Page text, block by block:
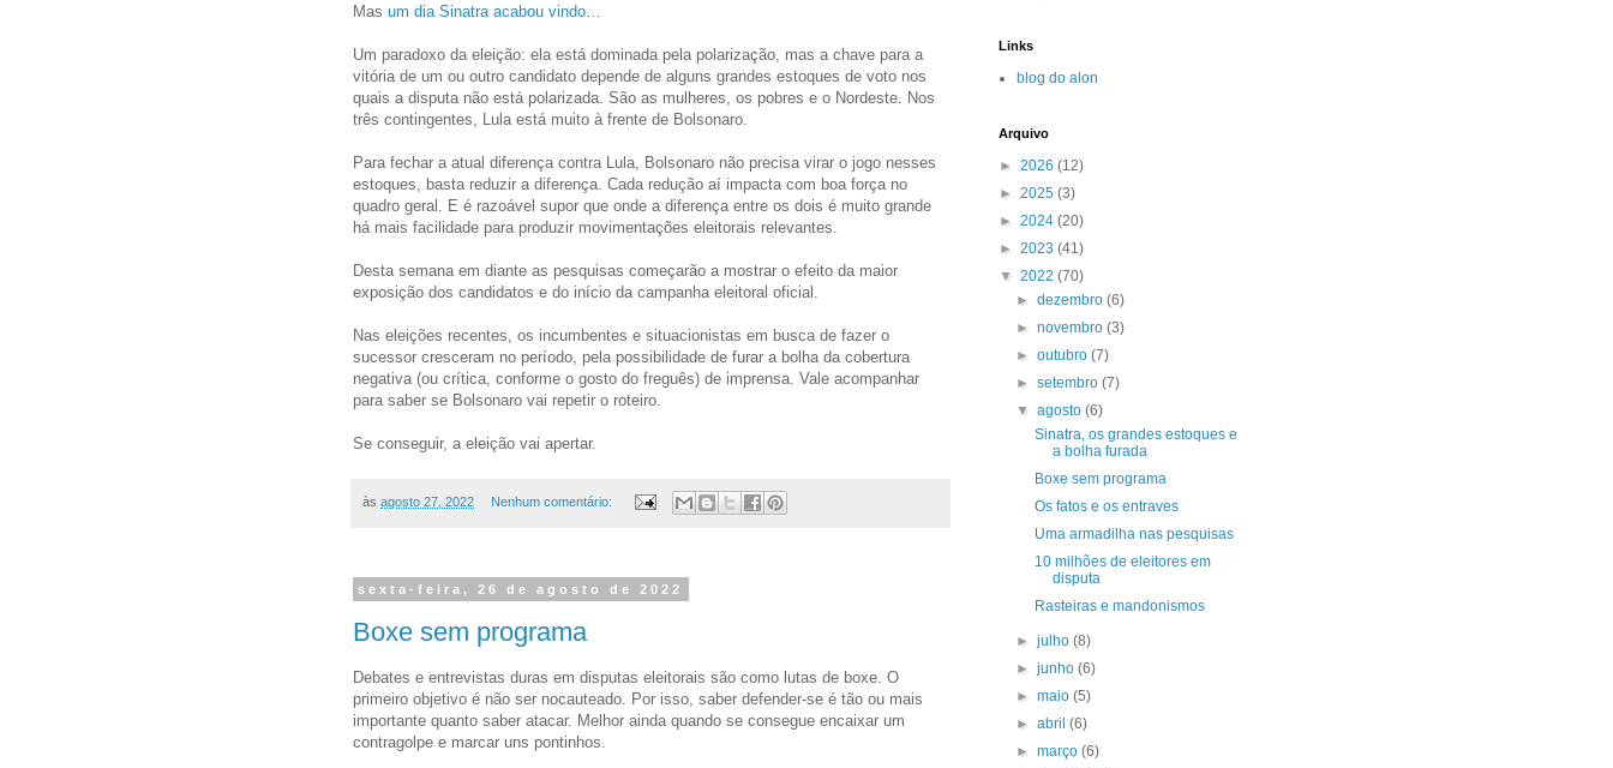
Mas um dia Sinatra acabou vindo
Um paradoxo da eleição: ela está dominada pela polarização, mas a chave para a
vitória de um ou outro candidato depende de alguns grandes estoques de voto nos
quais a disputa não está polarizada. São as mulheres, os pobres e o Nordeste. Nos
três contingentes, Lula está muito à frente de Bolsonaro.
Para fechar a atual diferença contra Lula, Bolsonaro não precisa virar o jogo nesses
estoques, basta reduzir a diferença. Cada redução aí impacta com boa força no
quadro geral. E é razoável supor que onde a diferença entre os dois é muito grande
há mais facilidade para produzir movimentações eleitorais relevantes.
Desta semana em diante as pesquisas começarão a mostrar o efeito da maior
exposição dos candidatos e do início da campanha eleitoral oficial.
Nas eleições recentes, os incumbentes e situacionistas em busca de fazer o
sucessor cresceram no período, pela possibilidade de furar a bolha da cobertura
negativa (ou crítica, conforme o gosto do freguês) de imprensa. Vale acompanhar
para saber se Bolsonaro vai repetir o roteiro.
Se conseguir, a eleição vai apertar.
às agosto 27, 2022 Nenhum comentário:
sexta-feira, 26 de agosto de 2022
Boxe sem programa
Debates e entrevistas duras em disputas eleitorais são como lutas de boxe. O
primeiro objetivo é não ser nocauteado. Por isso, saber defender-se é tão ou mais
importante quanto saber atacar. Melhor ainda quando se consegue encaixar um
contragolpe e marcar uns pontinhos.
Links
blog do alon
Arquivo
► 2026 (12)
► 2025 (3)
► 2024 (20)
► 2023 (41)
▼ 2022 (70)
►dezembro(6)
►novembro(3)
►outubro(7)
►setembro(7)
▼agosto(6)
Sinatra, os grandes estoques e
a bolha furada
Boxe sem programa
Os fatos e os entraves
Uma armadilha nas pesquisas
10 milhões de eleitores em
disputa
Rasteiras e mandonismos
►julho(8)
►junho(6)
►maio(5)
►abril(6)
►março(6)